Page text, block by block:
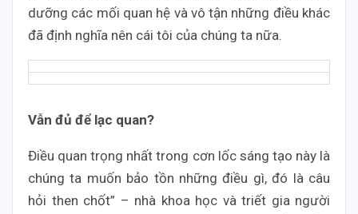
dưỡng các mối quan hệ và vô tận những điều khác
đã định nghĩa nên cái tôi của chúng ta nữa.
Vẫn đủ để lạc quan?
Điều quan trọng nhất trong cơn lốc sáng tạo này là
chúng ta muốn bảo tồn những điều gì, đó là câu
hỏi then chốt” – nhà khoa học và triết gia người